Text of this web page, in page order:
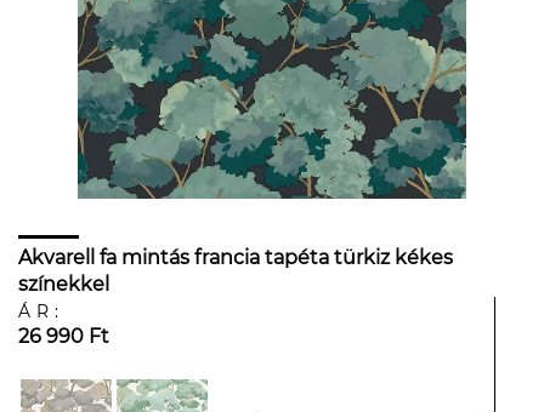
Akvarell fa mintás francia tapéta türkiz kékes
színekkel
ÁR:
26 990 Ft